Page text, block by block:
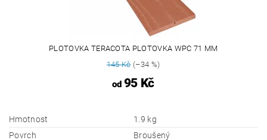
PLOTOVKA TERACOTA PLOTOVKA WPC 71 MM
145 Kč(–34 %)
od95 Kč
Hmotnost
1.9 kg
Povrch
Broušený